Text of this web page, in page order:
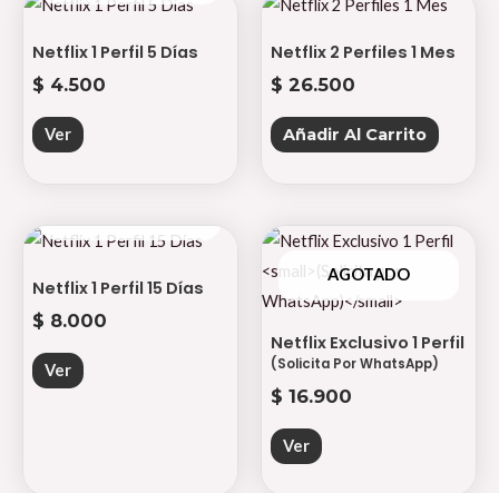
Netflix 1 Perfil 5 Días
$ 4.500
Ver
Netflix 2 Perfiles 1 Mes
$ 26.500
Añadir Al Carrito
Netflix 1 Perfil 15 Días
$ 8.000
Ver
AGOTADO
Netflix Exclusivo 1 Perfil
(Solicita Por WhatsApp)
$ 16.900
Ver